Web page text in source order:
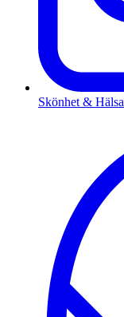
Skönhet & Hälsa